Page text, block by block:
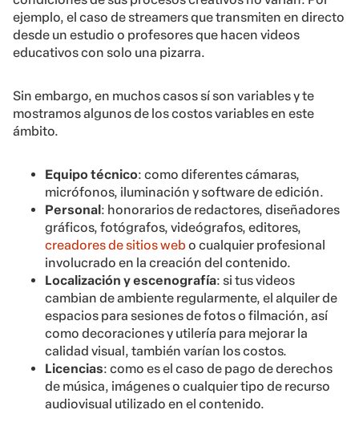
ejemplo, el caso de streamers que transmiten en directo
desde un estudio o profesores que hacen videos
educativos con solo una pizarra.
Sin embargo, en muchos casos sí son variables y te
mostramos algunos de los costos variables en este
ámbito.
Equipo técnico: como diferentes cámaras,
micrófonos, iluminación y software de edición.
Personal : honorarios de redactores, diseñadores
gráficos, fotógrafos, videógrafos, editores,
creadores de sitios web o cualquier profesional
involucrado en la creación del contenido.
Localización y escenografía: si tus videos
cambian de ambiente regularmente, el alquiler de
espacios para sesiones de fotos o filmación, así
como decoraciones y utilería para mejorar la
calidad visual, también varían los costos.
Licencias: como es el caso de pago de derechos
de música, imágenes o cualquier tipo de recurso
audiovisual utilizado en el contenido.